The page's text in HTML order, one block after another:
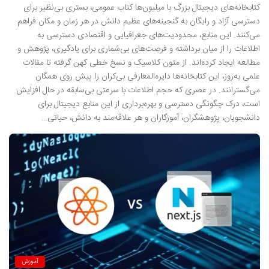
کتابخانه‌های دیجیتال بزرگ با میلیون‌ها کتاب عمومی، بستری بی‌نظیر برای
دسترسی آزاد و رایگان به گنجینه‌های عظیم دانش در هر زمان و مکان فراهم
می‌کنند. این منابع، محدودیت‌های جغرافیایی و اقتصادی دسترسی به
اطلاعات را از میان برداشته و فرصت‌های بی‌شماری برای یادگیری، پژوهش و
مطالعه ایجاد کرده‌اند. از متون کلاسیک و نسخ خطی کهن گرفته تا مقالات
علمی به‌روز، این کتابخانه‌ها دایره‌المعارفی بی‌کران را پیش روی همگان
می‌گسترانند. در عصری که حجم اطلاعات با سرعتی بی‌سابقه در حال افزایش
است، درک چگونگی دسترسی و بهره‌برداری از این منابع دیجیتال برای
دانشجویان، پژوهشگران، آموزگاران و هر علاقه‌مند به دانش، حیاتی…
آموزش